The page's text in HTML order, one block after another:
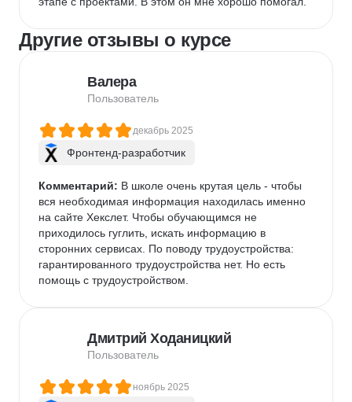
Другие отзывы о курсе
Валера
Пользователь
декабрь 2025
Фронтенд-разработчик
Комментарий: В школе очень крутая цель - чтобы
вся необходимая информация находилась именно
на сайте Хекслет. Чтобы обучающимся не
приходилось гуглить, искать информацию в
сторонних сервисах. По поводу трудоустройства:
гарантированного трудоустройства нет. Но есть
помощь с трудоустройством.
Дмитрий Ходаницкий
Пользователь
ноябрь 2025